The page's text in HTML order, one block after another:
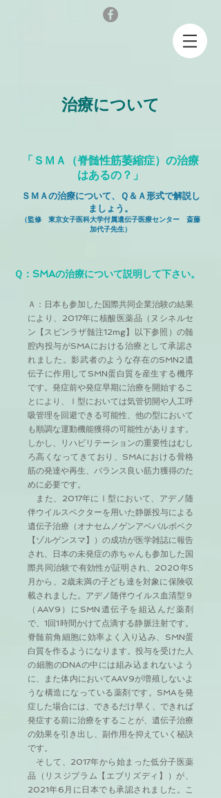
治療について
「ＳＭＡ（脊髄性筋萎縮症）の治療
はあるの？」
ＳＭＡの治療について、Ｑ＆Ａ形式で解説し
ましょう。
（監修 東京女子医科大学付属遺伝子医療センター 斎藤
加代子先生）
Ｑ：SMAの治療について説明して下さい。
Ａ：日本も参加した国際共同企業治験の結果
により、2017年に核酸医薬品（ヌシネルセ
ン【スピンラザ髄注12mg】以下参照）の髄
腔内投与がSMAにおける治療として承認さ
れました。影武者のような存在のSMN2遺
伝子に作用してSMN蛋白質を産生する機序
です。発症前や発症早期に治療を開始するこ
とにより、Ⅰ型においては気管切開や人工呼
吸管理を回避できる可能性、他の型において
も順調な運動機能獲得の可能性があります。
しかし、リハビリテーションの重要性はむし
ろ高くなってきており、SMAにおける骨格
筋の発達や再生、バランス良い筋力獲得のた
めに必要です。
また、2017年にⅠ型において、アデノ随
伴ウイルスベクターを用いた静脈投与による
遺伝子治療（オナセムノゲンアベパルボベク
【ゾルゲンスマ】）の成功が医学雑誌に報告
され、日本の未発症の赤ちゃんも参加した国
際共同治験で有効性が証明され、2020年5
月から、2歳未満の子ども達を対象に保険収
載されました。アデノ随伴ウイルス血清型９
（AAV9）にSMN遺伝子を組込んだ薬剤
で、1回1時間かけて点滴する静脈注射です。
脊髄前角細胞に効率よく入り込み、SMN蛋
白質を作るようになります。投与を受けた人
の細胞のDNAの中には組み込まれないよう
に、また体内においてAAV9が増殖しないよ
うな構造になっている薬剤です。SMAを発
症した場合には、できるだけ早く、できれば
発症する前に治療をすることが、遺伝子治療
の効果を引き出し、副作用を抑えていく秘訣
です。
そして、2017年から始まった低分子医薬
品（リスジプラム【エブリズディ】）が、
2021年6月に日本でも承認されました。こ